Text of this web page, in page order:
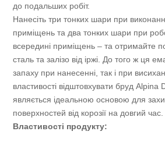
до подальших робіт.
Нанесіть три тонких шари при
приміщень та два тонких шари при
всередині приміщень – та отримайте
сталь та залізо від іржі. До того ж ця
запаху при нанесенні, так і при
властивості відштовхувати бруд Alpina
являється ідеальною основою для
поверхностей від корозії на довгий час.
Властивості продукту: